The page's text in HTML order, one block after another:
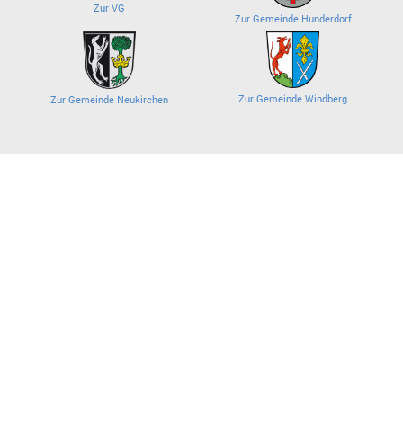
Zur VG
Zur Gemeinde Hunderdorf
Zur Gemeinde Neukirchen Zur Gemeinde Windberg